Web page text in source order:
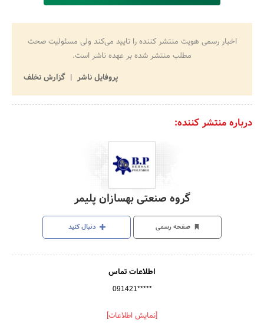
اخبار رسمی هویت منتشر کننده را تایید می‌کند ولی مسئولیت صحت
مطلب منتشر شده بر عهده ناشر است.
پروفایل ناشر
گزارش تخلف
درباره منتشر کننده:
گروه صنعتی بهسازان پلیمر
صفحه رسمی دنبال کنید
اطلاعات تماس
091421*****
[نمایش اطلاعات]